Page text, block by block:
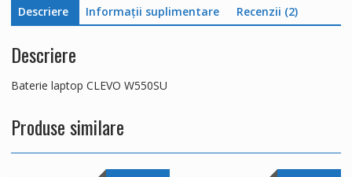
Descriere Informații suplimentare Recenzii (2)
Descriere
Baterie laptop CLEVO W550SU
Produse similare